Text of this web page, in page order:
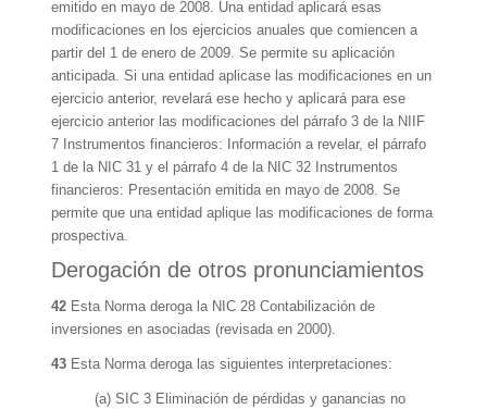
emitido en mayo de 2008. Una entidad aplicará esas
modificaciones en los ejercicios anuales que comiencen a
partir del 1 de enero de 2009. Se permite su aplicación
anticipada. Si una entidad aplicase las modificaciones en un
ejercicio anterior, revelará ese hecho y aplicará para ese
ejercicio anterior las modificaciones del párrafo 3 de la NIIF
7 Instrumentos financieros: Información a revelar, el párrafo
1 de la NIC 31 y el párrafo 4 de la NIC 32 Instrumentos
financieros: Presentación emitida en mayo de 2008. Se
permite que una entidad aplique las modificaciones de forma
prospectiva.
Derogación de otros pronunciamientos
42 Esta Norma deroga la NIC 28 Contabilización de
inversiones en asociadas (revisada en 2000).
43 Esta Norma deroga las siguientes interpretaciones:
(a) SIC 3 Eliminación de pérdidas y ganancias no